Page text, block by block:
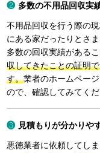
多数の不用品回収実
不用品回収を行う際の
にある家だったりとさま
多数の回収実績がある
収してきたことの証明
す。業者のホームペー
ので、確認してみてくだ
見積もりが分かりや
悪徳業者に依頼してし